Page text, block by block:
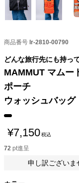
商品番号 lr-2810-00790
どんな旅行先にも持っ
MAMMUT マムー
ポーチ
ウォッシュバッグ
¥7,150税込
72 pt進呈
申し訳ございま